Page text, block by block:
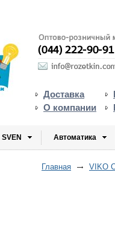
Доставка
О компании
SVEN Автоматика
Главная VIKO